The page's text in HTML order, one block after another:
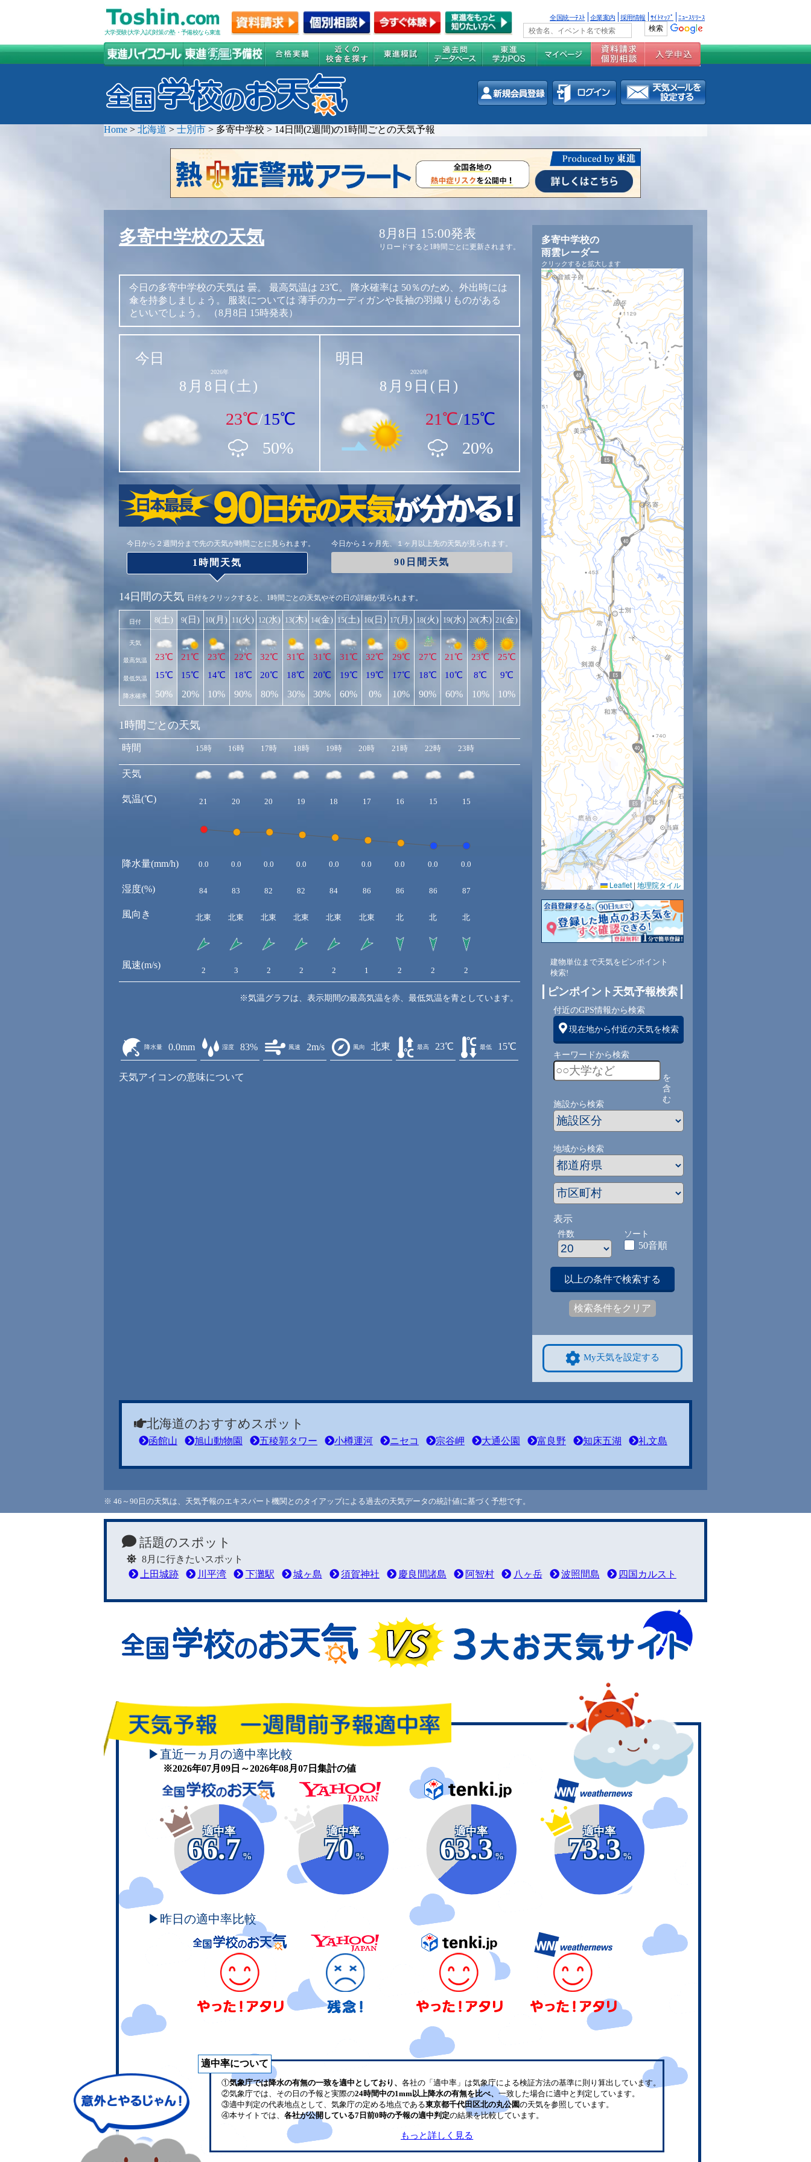
大学受験(大学入試)対策の塾・予備校なら東進
全国統一ﾃｽﾄ 企業案内 採用情報 ｻｲﾄﾏｯﾌﾟ ﾆｭｰｽﾘﾘｰｽ
Home > 北海道 > 士別市 > 多寄中学校 > 14日間(2週間)の1時間ごとの天気予報
多寄中学校の天気 8月8日 15:00発表
リロードすると1時間ごとに更新されます。
今日の多寄中学校の天気は 曇。 最高気温は 23℃。 降水確率は 50％のため、外出時には
傘を持参しましょう。
服装については 薄手のカーディガンや長袖の羽織りものがある
といいでしょう。
（8月8日 15時発表）
今日
2026年
8月8日(土)
23℃/15℃
50%
明日
2026年
8月9日(日)
21℃/15℃
20%
今日から２週間分まで先の天気が時間ごとに見られます。
1時間天気
今日から１ヶ月先、１ヶ月以上先の天気が見られます。
90日間天気
14日間の天気 日付をクリックすると、1時間ごとの天気やその日の詳細が見られます。
日付
天気
最高気温
最低気温
降水確率
8(土)
23℃
15℃
50%
9(日)
21℃
15℃
20%
10(月)
23℃
14℃
10%
11(火)
22℃
18℃
90%
12(水)
32℃
20℃
80%
13(木)
31℃
18℃
30%
14(金)
31℃
20℃
30%
15(土)
31℃
19℃
60%
16(日)
32℃
19℃
0%
17(月)
29℃
17℃
10%
18(火)
27℃
18℃
90%
19(水)
21℃
10℃
60%
20(木)
23℃
8℃
10%
21(金)
25℃
9℃
10%
1時間ごとの天気
時間
天気
気温(℃)
降水量(mm/h)
湿度(%)
風向き
風速(m/s)
15時 16時 17時 18時 19時 20時 21時 22時 23時
21 20 20 19 18 17 16 15 15
0.0 0.0 0.0 0.0 0.0 0.0 0.0 0.0 0.0
84 83 82 82 84 86 86 86 87
北東 北東 北東 北東 北東 北東 北 北 北
2 3 2 2 2 1 2 2 2
※気温グラフは、表示期間の最高気温を赤、最低気温を青としています。
降水量 0.0mm 湿度 83% 風速 2m/s 風向 北東 最高 23℃ 最低 15℃
天気アイコンの意味について
多寄中学校の
雨雲レーダー
クリックすると拡大します
Leaflet | 地理院タイル
建物単位まで天気をピンポイント
検索!
ピンポイント天気予報検索
付近のGPS情報から検索
現在地から付近の天気を検索
キーワードから検索
を
含
む
施設から検索
地域から検索
表示
件数 ソート
50音順
以上の条件で検索する
検索条件をクリア
My天気を設定する
北海道のおすすめスポット
函館山 旭山動物園 五稜郭タワー 小樽運河 ニセコ 宗谷岬 大通公園 富良野 知床五湖 礼文島
※ 46～90日の天気は、天気予報のエキスパート機関とのタイアップによる過去の天気データの統計値に基づく予想です。
話題のスポット
8月に行きたいスポット
上田城跡
川平湾 下灘駅 城ヶ島 須賀神社 慶良間諸島 阿智村 八ヶ岳 波照間島 四国カルスト
▶直近一ヵ月の適中率比較
※2026年07月09日～2026年08月07日集計の値
適中率
66.7
%
適中率
70
%
適中率
63.3
%
適中率
73.3
%
▶昨日の適中率比較
適中率について
①気象庁では降水の有無の一致を適中としており、 各社の「適中率」は気象庁による検証方法の基準に則り算出しています。
②気象庁では、その日の予報と実際の24時間中の1mm以上降水の有無を比べ、 一致した場合に適中と判定しています。
③適中判定の代表地点として、気象庁の定める地点である東京都千代田区北の丸公園の天気を参照しています。
④本サイトでは、 各社が公開している7日前0時の予報の適中判定の結果を比較しています。
もっと詳しく見る